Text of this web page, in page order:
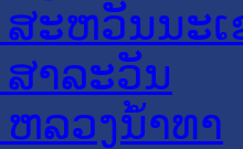
ສະຫວັນນະ
າລະວັນ
ລວງນໍ້າທາ